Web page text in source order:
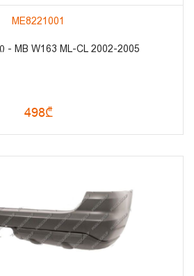
ME8221001
- MB W163 ML-CL 2002-2005
498₾